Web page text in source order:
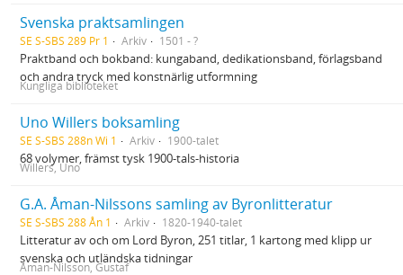
Svenska praktsamlingen
SE S-SBS 289 Pr 1 Arkiv 1501 - ?
Praktband och bokband: kungaband, dedikationsband, förlagsband
och andra tryck med konstnärlig utformning
Kungliga biblioteket
Uno Willers boksamling
SE S-SBS 288n Wi 1 Arkiv 1900-talet
68 volymer, främst tysk 1900-tals-historia
Willers, Uno
G.A. Åman-Nilssons samling av Byronlitteratur
SE S-SBS 288 Ån 1 Arkiv 1820-1940-talet
Litteratur av och om Lord Byron, 251 titlar, 1 kartong med klipp ur
svenska och utländska tidningar
Åman-Nilsson, Gustaf